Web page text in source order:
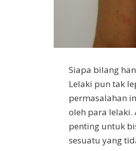
Siapa bilang
Lelaki pun tak
permasalahan
oleh para lelaki.
penting untuk
sesuatu yang